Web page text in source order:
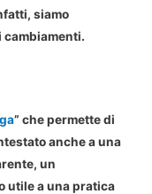
siamo
” che permette di
anche a una
un
utile a una pratica